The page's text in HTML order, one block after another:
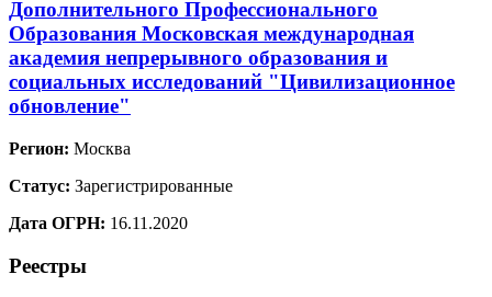
Дополнительного Профессионального
Образования Московская международная
академия непрерывного образования и
социальных исследований "Цивилизационное
обновление"
Регион: Москва
Статус: Зарегистрированные
Дата ОГРН: 16.11.2020
Реестры